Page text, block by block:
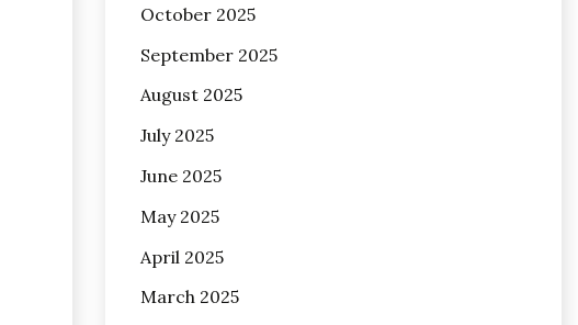
October 2025
September 2025
August 2025
July 2025
June 2025
May 2025
April 2025
March 2025